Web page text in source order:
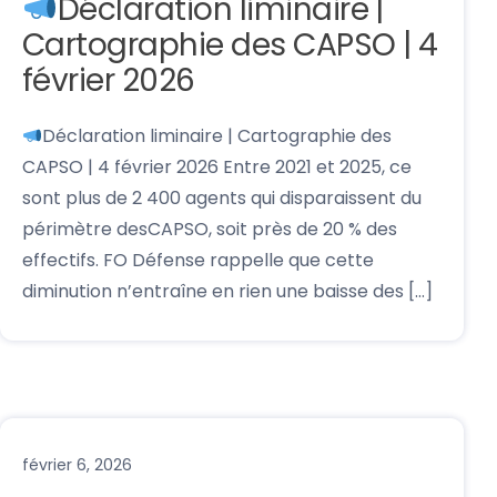
Déclaration liminaire |
Cartographie des CAPSO | 4
février 2026
Déclaration liminaire | Cartographie des
CAPSO | 4 février 2026 Entre 2021 et 2025, ce
sont plus de 2 400 agents qui disparaissent du
périmètre desCAPSO, soit près de 20 % des
effectifs. FO Défense rappelle que cette
diminution n’entraîne en rien une baisse des […]
février 6, 2026